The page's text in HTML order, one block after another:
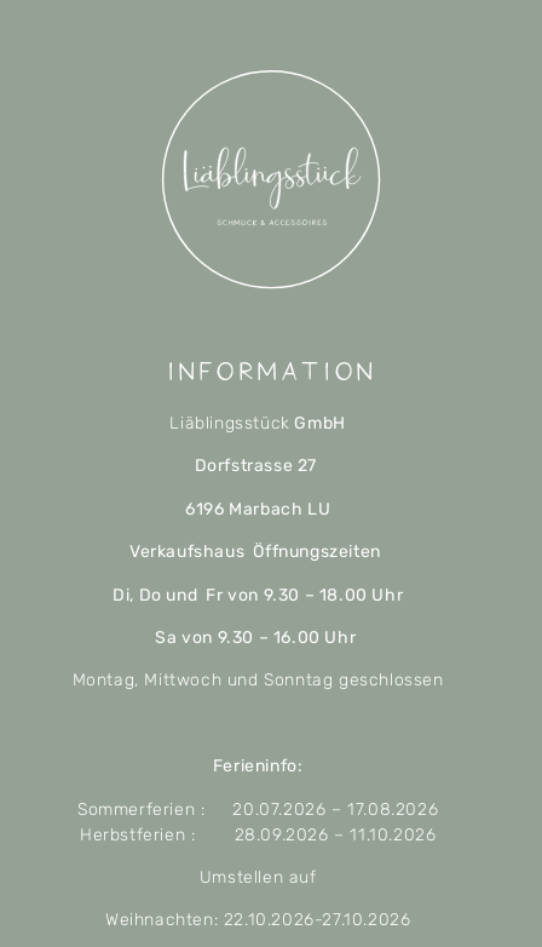
Information
Liäblingsstück GmbH
Dorfstrasse 27
6196 Marbach LU
Verkaufshaus Öffnungszeiten
Di, Do und Fr von 9.30 – 18.00 Uhr
Sa von 9.30 – 16.00 Uhr
Montag, Mittwoch und Sonntag geschlossen
Ferieninfo:
Sommerferien : 20.07.2026 – 17.08.2026
Herbstferien : 28.09.2026 – 11.10.2026
Umstellen auf
Weihnachten: 22.10.2026-27.10.2026